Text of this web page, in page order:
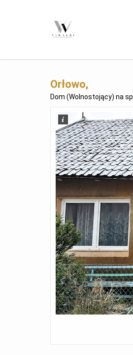
Orłowo,
Dom (Wolnostojący) na